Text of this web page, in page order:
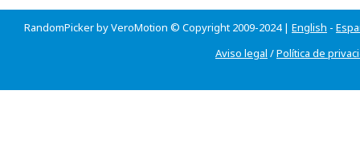
RandomPicker by VeroMotion © Copyright 2009-2024 | English -
Aviso legal /Política de